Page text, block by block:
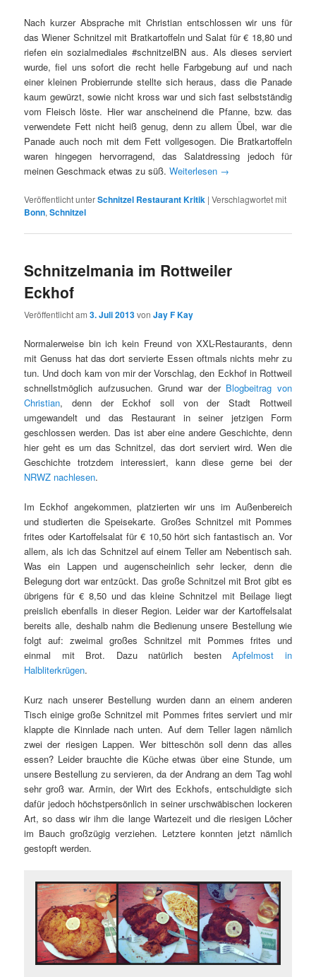
Nach kurzer Absprache mit Christian entschlossen wir uns für
das Wiener Schnitzel mit Bratkartoffeln und Salat für € 18,80 und
riefen ein sozialmediales #schnitzelBN aus. Als dieses serviert
wurde, fiel uns sofort die recht helle Farbgebung auf und nach
einer kleinen Probierrunde stellte sich heraus, dass die Panade
kaum gewürzt, sowie nicht kross war und sich fast selbstständig
vom Fleisch löste. Hier war anscheinend die Pfanne, bzw. das
verwendete Fett nicht heiß genug, denn zu allem Übel, war die
Panade auch noch mit dem Fett vollgesogen. Die Bratkartoffeln
waren hingegen hervorragend, das Salatdressing jedoch für
meinen Geschmack etwas zu süß.Weiterlesen →
Veröffentlicht unterSchnitzel Restaurant Kritik |Verschlagwortet mit
Bonn,Schnitzel
Schnitzelmania im Rottweiler
Eckhof
Veröffentlicht am3. Juli 2013vonJay F Kay
Normalerweise bin ich kein Freund von XXL-Restaurants, denn
mit Genuss hat das dort servierte Essen oftmals nichts mehr zu
tun. Und doch kam von mir der Vorschlag, den Eckhof in Rottweil
schnellstmöglich aufzusuchen. Grund war der Blogbeitrag von
Christian, denn der Eckhof soll von der Stadt Rottweil
umgewandelt und das Restaurant in seiner jetzigen Form
geschlossen werden. Das ist aber eine andere Geschichte, denn
hier geht es um das Schnitzel, das dort serviert wird. Wen die
Geschichte trotzdem interessiert, kann diese gerne bei der
NRWZ nachlesen.
Im Eckhof angekommen, platzierten wir uns im Außenbereich
und studierten die Speisekarte. Großes Schnitzel mit Pommes
frites oder Kartoffelsalat für € 10,50 hört sich fantastisch an. Vor
allem, als ich das Schnitzel auf einem Teller am Nebentisch sah.
Was ein Lappen und augenscheinlich sehr lecker, denn die
Belegung dort war entzückt. Das große Schnitzel mit Brot gibt es
übrigens für € 8,50 und das kleine Schnitzel mit Beilage liegt
preislich ebenfalls in dieser Region. Leider war der Kartoffelsalat
bereits alle, deshalb nahm die Bedienung unsere Bestellung wie
folgt auf: zweimal großes Schnitzel mit Pommes frites und
einmal mit Brot. Dazu natürlich bestenApfelmost in
Halbliterkrügen.
Kurz nach unserer Bestellung wurden dann an einem anderen
Tisch einige große Schnitzel mit Pommes frites serviert und mir
klappte die Kinnlade nach unten. Auf dem Teller lagen nämlich
zwei der riesigen Lappen. Wer bitteschön soll denn das alles
essen? Leider brauchte die Küche etwas über eine Stunde, um
unsere Bestellung zu servieren, da der Andrang an dem Tag wohl
sehr groß war. Armin, der Wirt des Eckhofs, entschuldigte sich
dafür jedoch höchstpersönlich in seiner urschwäbischen lockeren
Art, so dass wir ihm die lange Wartezeit und die riesigen Löcher
im Bauch großzügig verziehen. Letztere konnten jetzt nämlich
gestopft werden.